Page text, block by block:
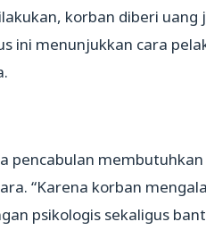
korban diberi uang
ini menunjukkan cara
pencabulan membutuhkan
“Karena korban
psikologis sekaligus